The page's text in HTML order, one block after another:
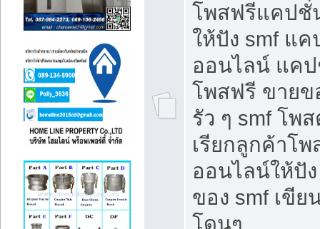
โพสฟรีแคปชั่
ให้ปัง smf แ
ออนไลน์ แค
โพสฟรี ขายข
รัว ๆ smf โพ
เรียกลูกค้าโ
ออนไลน์ให้ปั
ของ smf เขี
โดนๆ